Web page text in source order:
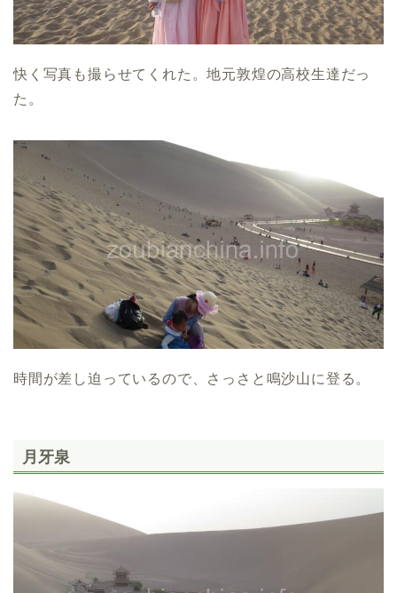
快く写真も撮らせてくれた。地元敦煌の高校生達だっ
た。
時間が差し迫っているので、さっさと鳴沙山に登る。
月牙泉